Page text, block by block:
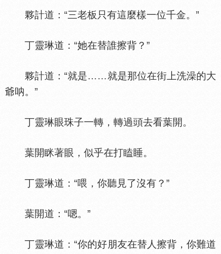
夥計道：“三老板只有這麼樣一位千金。”
丁靈琳道：“她在替誰擦背？”
夥計道：“就是……就是那位在街上洗澡的大
爺呐。”
丁靈琳眼珠子一轉，轉過頭去看葉開。
葉開眯著眼，似乎在打瞌睡。
丁靈琳道：“喂，你聽見了沒有？”
葉開道：“嗯。”
丁靈琳道：“你的好朋友在替人擦背，你難道